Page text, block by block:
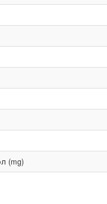
(mg)